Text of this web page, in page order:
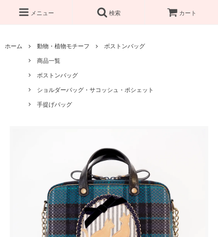
メニュー 検索 カート
ホーム 動物・植物モチーフ
ボストンバッグ
商品一覧
ボストンバッグ
ショルダーバッグ・サコッシュ・ポシェット
手提げバッグ